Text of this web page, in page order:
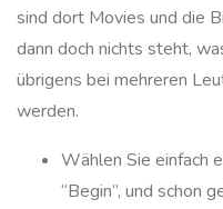
sind dort Movies und die
dann doch nichts steht,
übrigens bei mehreren
werden.
Wählen Sie einfach
“Begin”, und schon